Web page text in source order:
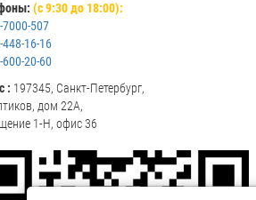
(с 9:30 до 18:00):
7000-507
448-16-16
600-20-60
: 197345, Санкт-Петербург,
дом 22А,
1-Н, офис 36